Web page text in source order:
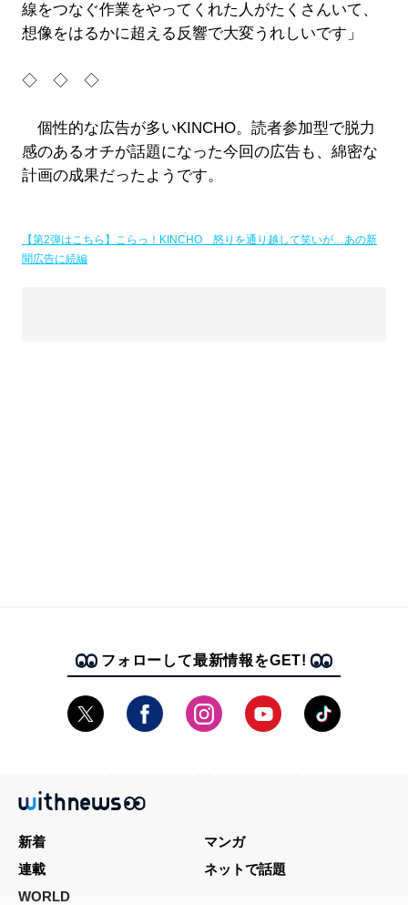
線をつなぐ作業をやってくれた人がたくさんいて、
想像をはるかに超える反響で大変うれしいです」
◇ ◇ ◇
個性的な広告が多いKINCHO。読者参加型で脱力
感のあるオチが話題になった今回の広告も、綿密な
計画の成果だったようです。
【第2弾はこちら】こらっ！KINCHO 怒りを通り越して笑いが…あの新
聞広告に続編
フォローして最新情報をGET!
新着
マンガ
連載
ネットで話題
WORLD